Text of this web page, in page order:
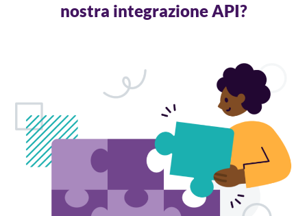
nostra integrazione API?